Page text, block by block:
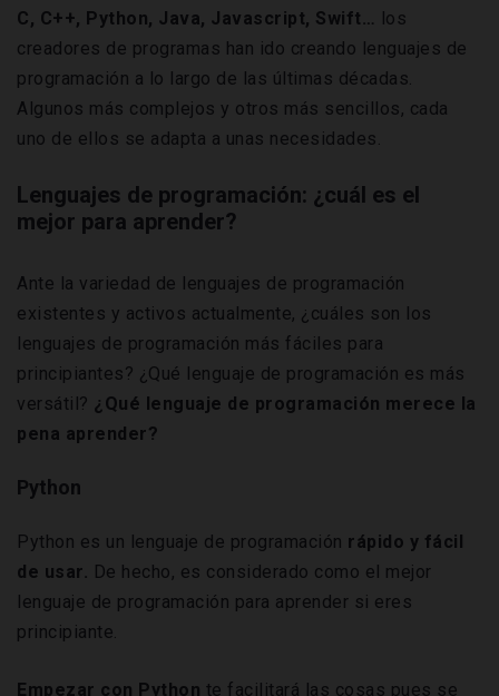
C, C++, Python, Java, Javascript, Swift…
los
creadores de programas han ido creando lenguajes de
programación a lo largo de las últimas décadas.
Algunos más complejos y otros más sencillos, cada
uno de ellos se adapta a unas necesidades.
Lenguajes de programación: ¿cuál es el
mejor para aprender?
Ante la variedad de lenguajes de programación
existentes y activos actualmente, ¿cuáles son los
lenguajes de programación más fáciles para
principiantes? ¿Qué lenguaje de programación es más
versátil? ¿Qué lenguaje de programación merece la
pena aprender?
Python
Python es un lenguaje de programación rápido y fácil
de usar. De hecho, es considerado como el mejor
lenguaje de programación para aprender si eres
principiante.
Empezar con Python te facilitará las cosas pues se